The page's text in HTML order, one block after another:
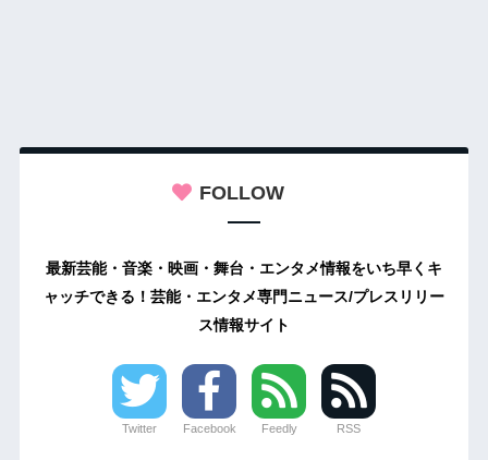
FOLLOW
最新芸能・音楽・映画・舞台・エンタメ情報をいち早くキ
ャッチできる！芸能・エンタメ専門ニュース/プレスリリー
ス情報サイト
Twitter Facebook Feedly RSS